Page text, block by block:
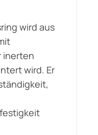
wird aus
inerten
wird. Er